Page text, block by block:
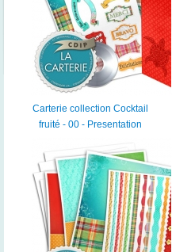
Carterie collection Cocktail
fruité - 00 - Presentation